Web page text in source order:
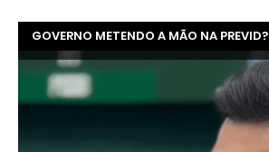
GOVERNO METENDO A MÃO NA PREVID?